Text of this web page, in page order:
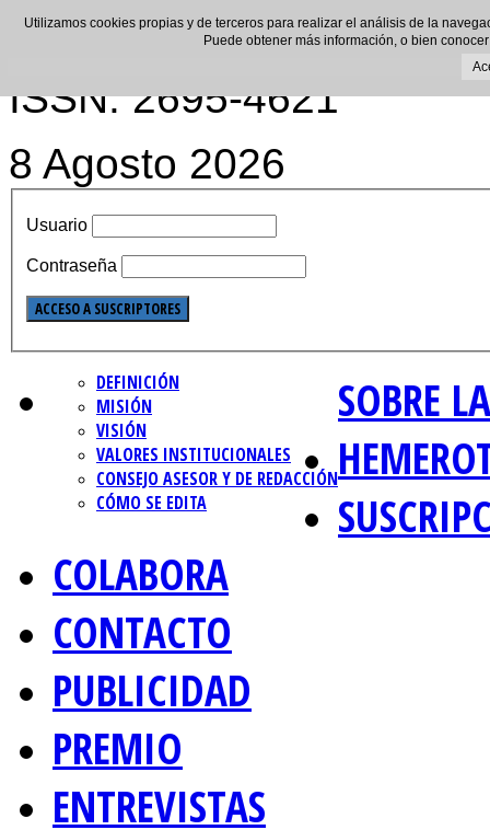
ISSN: 2695-4621
8 Agosto 2026
Usuario
Contraseña
SOBRE
DEFINICIÓN
MISIÓN
VISIÓN
VALORES INSTITUCIONALES
CONSEJO ASESOR Y DE REDACCIÓN
CÓMO SE EDITA
COLABORA
CONTACTO
PUBLICIDAD
PREMIO
ENTREVISTAS
Utilizamos cookies propias y de terceros para realizar el análisis de la
Puede obtener más información, o bien